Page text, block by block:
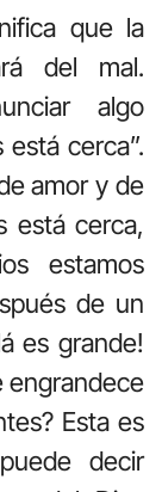
que la
del mal.
algo
cerca”.
amor y de
está cerca,
estamos
de un
es grande!
engrandece
Esta es
decir